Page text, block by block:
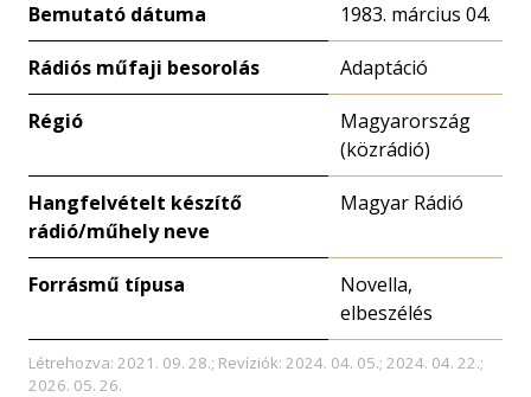
Bemutató dátuma 1983. március 04.
Rádiós műfaji besorolás Adaptáció
Régió
Magyarország
(közrádió)
Hangfelvételt készítő
rádió/műhely neve
Magyar Rádió
Forrásmű típusa
Novella,
elbeszélés
Létrehozva: 2021. 09. 28.; Revíziók: 2024. 04. 05.; 2024. 04. 22.;
2026. 05. 26.